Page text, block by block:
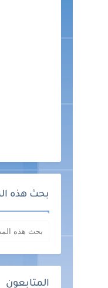
بحث هذه
المتابعون